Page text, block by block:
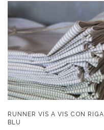
RUNNER VIS A VIS CON RIGA
BLU